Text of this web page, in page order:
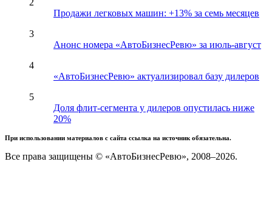
Продажи легковых машин: +13% за семь месяцев
3
Анонс номера «АвтоБизнесРевю» за июль-август
4
«АвтоБизнесРевю» актуализировал базу дилеров
5
Доля флит-сегмента у дилеров опустилась ниже
20%
При использовании материалов с сайта ссылка на источник обязательна.
Все права защищены © «АвтоБизнесРевю», 2008–2026.